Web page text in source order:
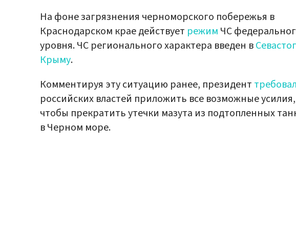
На фоне загрязнения черноморского побережья в
Краснодарском крае действует режим ЧС
уровня. ЧС регионального характера введен в
Крыму.
Комментируя эту ситуацию ранее, президент
российских властей приложить все возможные усилия,
чтобы прекратить утечки мазута из подтопленных
в Черном море.